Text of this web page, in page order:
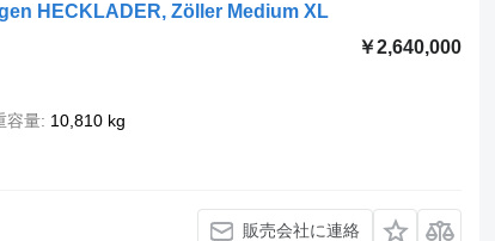
HECKLADER, Zöller Medium XL
￥2,640,000
容量 10,810 kg
販売会社に連絡